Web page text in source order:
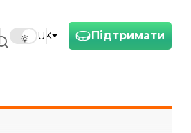
Підтримати
UK